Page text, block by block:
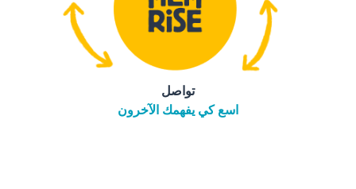
تواصل
اسع كي يفهمك الآخرون